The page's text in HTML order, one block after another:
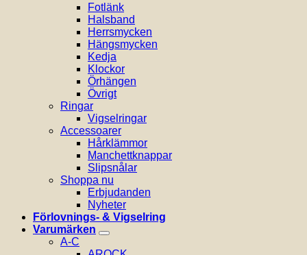
Fotlänk
Halsband
Herrsmycken
Hängsmycken
Kedja
Klockor
Örhängen
Övrigt
Ringar
Vigselringar
Accessoarer
Hårklämmor
Manchettknappar
Slipsnålar
Shoppa nu
Erbjudanden
Nyheter
Förlovnings- & Vigselring
Varumärken
A-C